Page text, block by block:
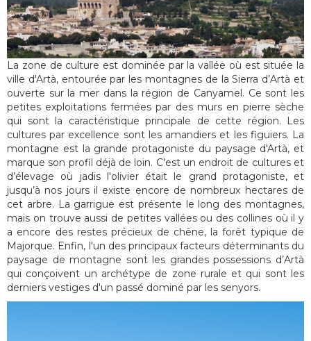
La zone de culture est dominée par la vallée où est située la
ville d'Artà, entourée par les montagnes de la Sierra d’Artà et
ouverte sur la mer dans la région de Canyamel. Ce sont les
petites exploitations fermées par des murs en pierre sèche
qui sont la caractéristique principale de cette région. Les
cultures par excellence sont les amandiers et les figuiers. La
montagne est la grande protagoniste du paysage d'Artà, et
marque son profil déjà de loin. C'est un endroit de cultures et
d’élevage où jadis l'olivier était le grand protagoniste, et
jusqu’à nos jours il existe encore de nombreux hectares de
cet arbre. La garrigue est présente le long des montagnes,
mais on trouve aussi de petites vallées ou des collines où il y
a encore des restes précieux de chêne, la forêt typique de
Majorque. Enfin, l'un des principaux facteurs déterminants du
paysage de montagne sont les grandes possessions d’Artà
qui conçoivent un archétype de zone rurale et qui sont les
derniers vestiges d'un passé dominé par les senyors.